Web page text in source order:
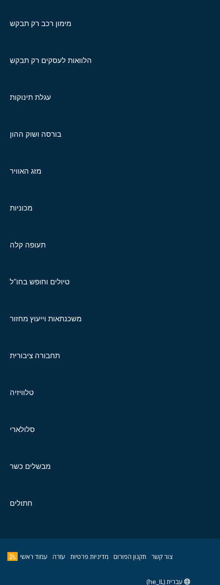
מימון רכב רק תבקש
הלוואות לעסקים רק תבקש
עגלת תינוקות
בורסה ושוק ההון
מזג האוויר
מכוניות
תעופה קלה
טיולים וחופש בחו"ל
משכנתאות וייעוץ מחזור
תחבורה ציבורית
טלוויזיה
סלולארי
מבשלים כשר
חתולים
צור קשר תקנון הפורום מדיניות פרטיות עזרה עמוד ראשי
עברית (he_IL)